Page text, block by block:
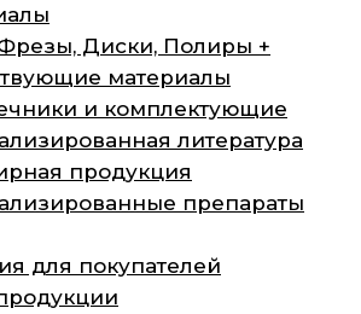
Диски, Полиры +
материалы
и комплектующие
литература
продукция
препараты
для покупателей